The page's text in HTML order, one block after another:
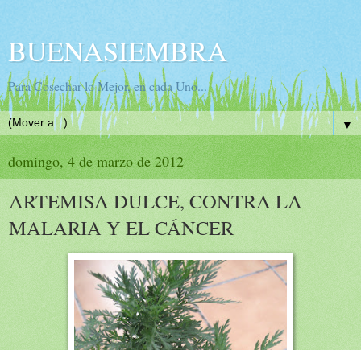
BUENASIEMBRA
Para Cosechar lo Mejor, en cada Uno...
▼
domingo, 4 de marzo de 2012
ARTEMISA DULCE, CONTRA LA
MALARIA Y EL CÁNCER